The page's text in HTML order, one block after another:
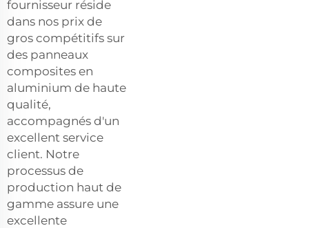
fournisseur réside
dans nos prix de
gros compétitifs sur
des panneaux
composites en
aluminium de haute
qualité,
accompagnés d'un
excellent service
client. Notre
processus de
production haut de
gamme assure une
excellente